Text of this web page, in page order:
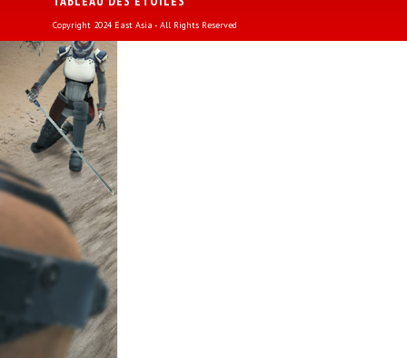
Copyright 2024 East Asia - All Rights Reserved